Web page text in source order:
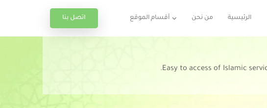
اتصل بنا الرئيسية من نحن أقسام الموقع
Easy to access of Islamic